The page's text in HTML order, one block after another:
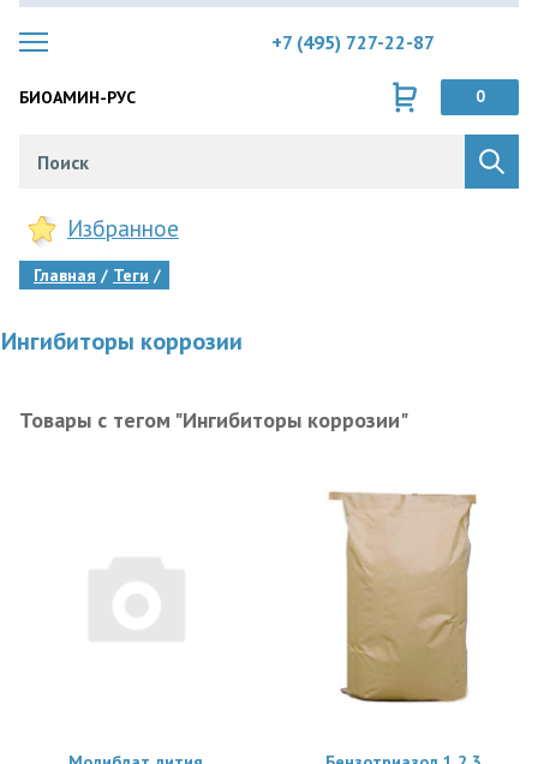
+7 (495) 727-22-87
БИОАМИН-РУС 0
Избранное
Главная Теги
Ингибиторы коррозии
Товары с тегом "Ингибиторы коррозии"